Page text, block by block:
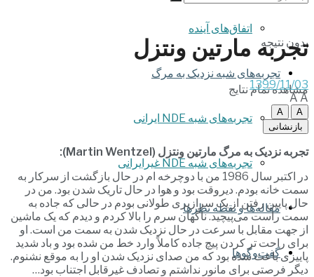
اتفاق‌های آینده
تجربه‌های شبه نزدیک به مرگ
تجربه‌های شبه NDE ایرانی
تجربه‌های شبه NDE غیرایرانی
مقاله‌ها و نقطه نظرها
گفت‌وگوها
بدون نتیجه
مشاهده تمام نتایج
تجربه مارتین ونتزل
1399/11/03
AA
A
A
بازنشانی
تجربه نزدیک به مرگ مارتین ونتزل (Martin Wentzel):
در اکتبر سال 1986 من با دوچرخه ام در حال بازگشت از سرکار به
سمت خانه بودم. دیروقت بود و هوا در حال تاریک شدن بود. من در
حال پایین رفتن از یک سرازیری طولانی بودم در حالی که جاده به
سمت راست می‌پیچید. ناگهان سرم را بالا کردم و دیدم که یک ماشین
از جهت مقابل با سرعت در حال نزدیک شدن به سمت من است. او
برای راحت تر کردن پیچ جاده کاملاً وارد خط من شده بود و باد شدید
پاییزی باعث شده بود که من صدای نزدیک شدن او را به موقع نشنوم.
دیگر فرصتی برای مانور نداشتم و تصادف غیرقابل اجتناب بود…